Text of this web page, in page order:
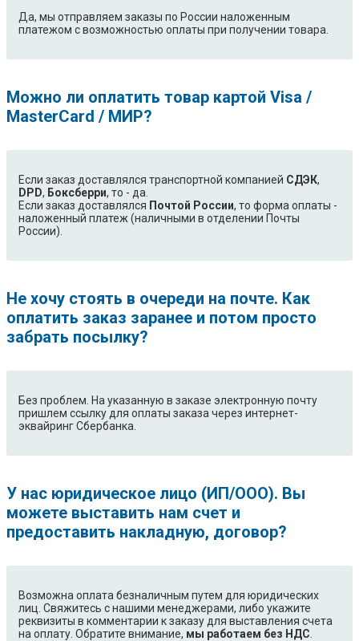
Да, мы отправляем заказы по России наложенным
платежом с возможностью оплаты при получении товара.
Можно ли оплатить товар картой Visa /
MasterCard / МИР?
Если заказ доставлялся транспортной компанией СДЭК,
DPD, Боксберри, то - да.
Если заказ доставлялся Почтой России, то форма оплаты -
наложенный платеж (наличными в отделении Почты
России).
Не хочу стоять в очереди на почте. Как
оплатить заказ заранее и потом просто
забрать посылку?
Без проблем. На указанную в заказе электронную почту
пришлем ссылку для оплаты заказа через интернет-
эквайринг Сбербанка.
У нас юридическое лицо (ИП/ООО). Вы
можете выставить нам счет и
предоставить накладную, договор?
Возможна оплата безналичным путем для юридических
лиц. Свяжитесь с нашими менеджерами, либо укажите
реквизиты в комментарии к заказу для выставления счета
на оплату. Обратите внимание, мы работаем без НДС